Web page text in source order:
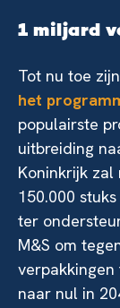
1 miljard
Tot nu toe
het
populairste
uitbreiding
Koninkrijk
150.000
ter
M&S om
naar nul in